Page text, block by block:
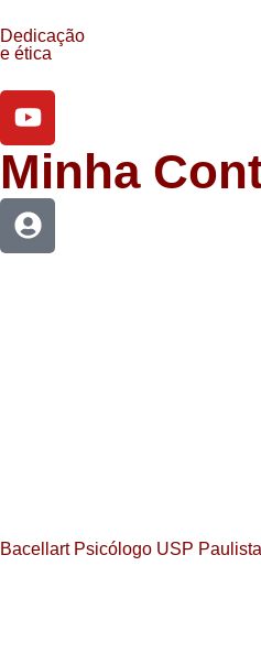
Dedicação
e ética
Minha
Bacellart Psicólogo USP